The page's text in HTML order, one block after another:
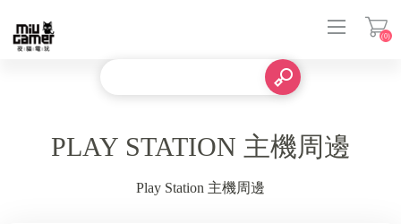
(0)
PLAY STATION 主機周邊
Play Station 主機周邊